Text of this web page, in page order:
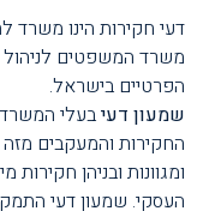
דעי חקירות הינו משרד
משרד המשפטים
הפרטיים בישראל.
שמעון דעיבעלי המשרד
ומגוונות ובניהן
העסקי. שמעון דעי